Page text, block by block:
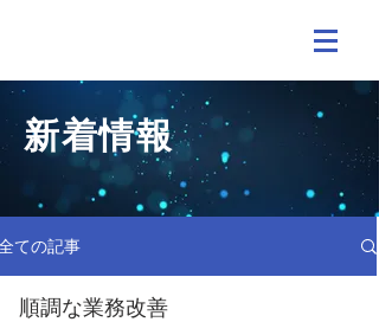
新着情報
ての記事
順調な業務改善